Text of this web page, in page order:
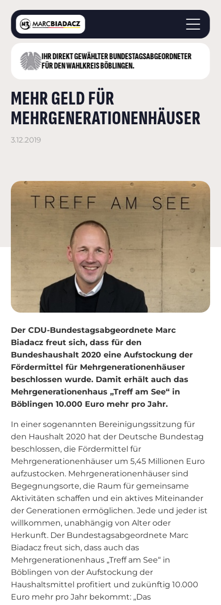
IHR DIREKT GEWÄHLTER BUNDESTAGS­ABGEORDNETER
FÜR DEN WAHLKREIS BÖBLINGEN.
STARTSEITE
LANDKREIS BÖBLINGEN
DEUTSCHER BUNDESTAG
AKTUELLES
MEHR GELD FÜR
MEHRGENERATIONENHÄUSER
3.12.2019
Der CDU-Bundestagsabgeordnete Marc
Biadacz freut sich, dass für den
Bundeshaushalt 2020 eine Aufstockung der
Fördermittel für Mehrgenerationenhäuser
beschlossen wurde. Damit erhält auch das
Mehrgenerationenhaus „Treff am See“ in
Böblingen 10.000 Euro mehr pro Jahr.
In einer sogenannten Bereinigungssitzung für
den Haushalt 2020 hat der Deutsche Bundestag
beschlossen, die Fördermittel für
Mehrgenerationenhäuser um 5,45 Millionen Euro
aufzustocken. Mehrgenerationenhäuser sind
Begegnungsorte, die Raum für gemeinsame
Aktivitäten schaffen und ein aktives Miteinander
der Generationen ermöglichen. Jede und jeder ist
willkommen, unabhängig von Alter oder
Herkunft. Der Bundestagsabgeordnete Marc
Biadacz freut sich, dass auch das
Mehrgenerationenhaus „Treff am See“ in
Böblingen von der Aufstockung der
Haushaltsmittel profitiert und zukünftig 10.000
Euro mehr pro Jahr bekommt: „Das